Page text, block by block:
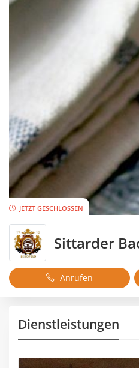
JETZT GESCHLOSSEN
Sittarder
Anrufen
Dienstleistungen